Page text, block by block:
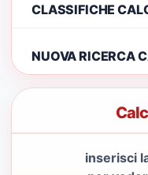
CLASSIFICHE
NUOVA RICERCA
inserisci